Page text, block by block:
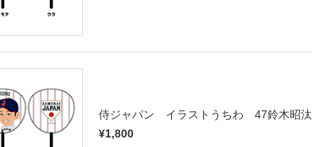
侍ジャパン イラストうちわ 47鈴木昭汰
¥1,800